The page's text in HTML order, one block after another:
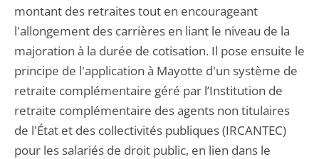
montant des retraites tout en encourageant
l'allongement des carrières en liant le niveau de la
majoration à la durée de cotisation. Il pose ensuite le
principe de l'application à Mayotte d'un système de
retraite complémentaire géré par l’Institution de
retraite complémentaire des agents non titulaires
de l'État et des collectivités publiques (IRCANTEC)
pour les salariés de droit public, en lien dans le